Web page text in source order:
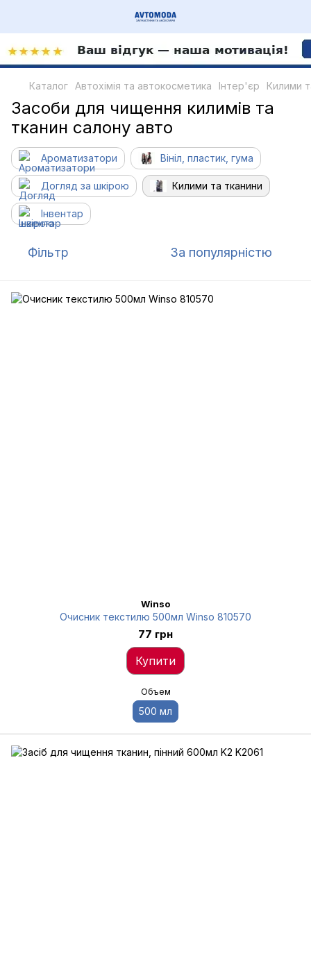
Каталог Автохімія та автокосметика Інтер'єр Килими
Засоби для чищення килимів та
тканин салону авто
Ароматизатори Вініл, пластик, гума
Догляд за шкірою Килими та тканини
Інвентар
Фільтр За популярністю
Winso
Очисник текстилю 500мл Winso 810570
77 грн
Купити
Объем
500 мл